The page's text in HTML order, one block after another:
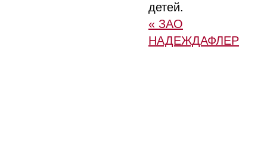
детей.
« ЗАО
НАДЕЖДАФЛЕР